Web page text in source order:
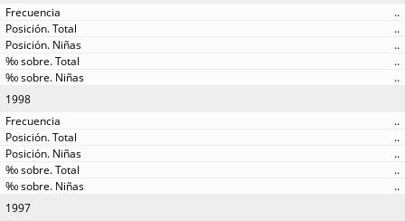
..
..
..
..
..
1998
..
..
..
..
..
1997